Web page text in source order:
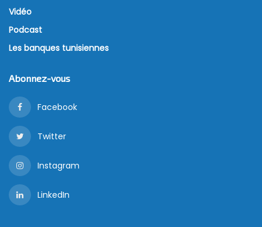
Vidéo
Podcast
Les banques tunisiennes
Abonnez-vous
Facebook
Twitter
Instagram
LinkedIn